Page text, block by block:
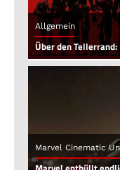
Allgemein
Über den
Marvel Cinematic